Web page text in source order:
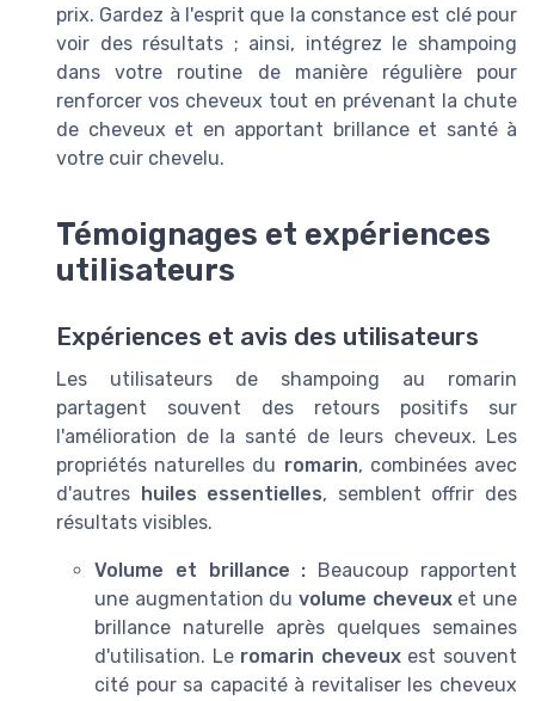
prix. Gardez à l'esprit que la constance est clé pour
voir des résultats ; ainsi, intégrez le shampoing
dans votre routine de manière régulière pour
renforcer vos cheveux tout en prévenant la chute
de cheveux et en apportant brillance et santé à
votre cuir chevelu.
Témoignages et expériences
utilisateurs
Expériences et avis des utilisateurs
Les utilisateurs de shampoing au romarin
partagent souvent des retours positifs sur
l'amélioration de la santé de leurs cheveux. Les
propriétés naturelles du romarin, combinées avec
d'autres
huiles essentielles, semblent offrir des
résultats visibles.
Volume et brillance : Beaucoup rapportent
une augmentation du volume cheveuxet une
brillance naturelle après quelques semaines
d'utilisation. Le romarin cheveuxest souvent
cité pour sa capacité à revitaliser les cheveux